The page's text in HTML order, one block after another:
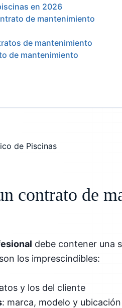
en 2026
de mantenimiento
de mantenimiento
de mantenimiento
contrato de
debe contener una
los imprescindibles:
y los del cliente
: marca, modelo y